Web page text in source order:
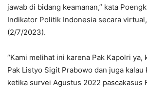
jawab di bidang keamanan,” kata
Indikator Politik Indonesia secara
(2/7/2023).
“Kami melihat ini karena Pak Kapolri ya,
Pak Listyo Sigit Prabowo dan juga kalau
ketika survei Agustus 2022 pascakasus